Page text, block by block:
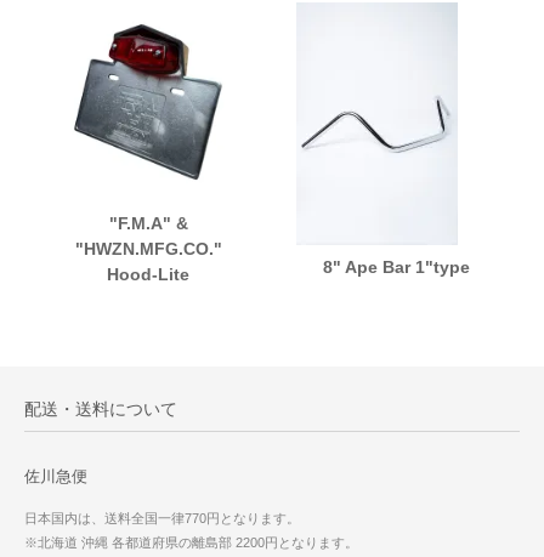
"F.M.A" &
"HWZN.MFG.CO."
Hood-Lite
8" Ape Bar 1"type
配送・送料について
佐川急便
日本国内は、送料全国一律770円となります。
※北海道 沖縄 各都道府県の離島部 2200円となります。